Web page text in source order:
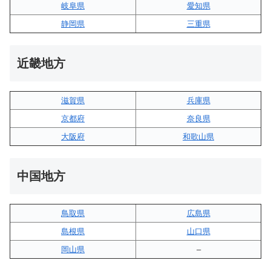
岐阜県
愛知県
静岡県
三重県
近畿地方
滋賀県
兵庫県
京都府
奈良県
大阪府
和歌山県
中国地方
鳥取県
広島県
島根県
山口県
岡山県
–